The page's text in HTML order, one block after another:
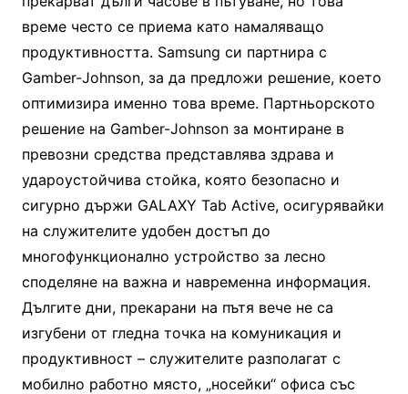
време често се приема като намаляващо
продуктивността. Samsung си партнира с
Gamber-Johnson, за да предложи решение, което
оптимизира именно това време. Партньорското
решение на Gamber-Johnson за монтиране в
превозни средства представлява здрава и
удароустойчива стойка, която безопасно и
сигурно държи GALAXY Tab Active, осигурявайки
на служителите удобен достъп до
многофункционално устройство за лесно
споделяне на важна и навременна информация.
Дългите дни, прекарани на пътя вече не са
изгубени от гледна точка на комуникация и
продуктивност – служителите разполагат с
мобилно работно място, „носейки“ офиса със